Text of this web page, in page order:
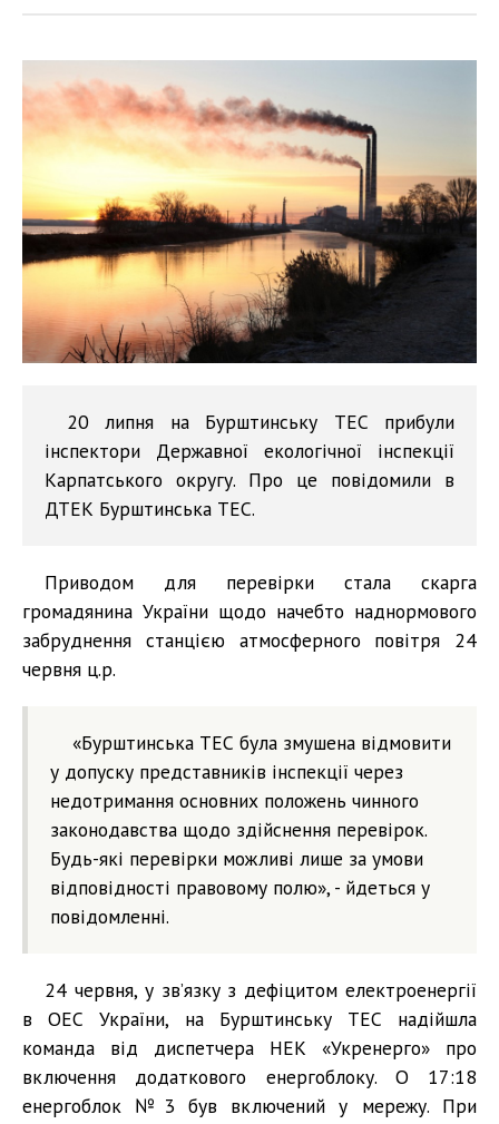
20 липня на Бурштинську ТЕС прибули
інспектори Державної екологічної інспекції
Карпатського округу. Про це повідомили в
ДТЕК Бурштинська ТЕС.
Приводом для перевірки стала скарга
громадянина України щодо начебто наднормового
забруднення станцією атмосферного повітря 24
червня ц.р.
«Бурштинська ТЕС була змушена відмовити
у допуску представників інспекції через
недотримання основних положень чинного
законодавства щодо здійснення перевірок.
Будь-які перевірки можливі лише за умови
відповідності правовому полю», - йдеться у
повідомленні.
24 червня, у зв’язку з дефіцитом електроенергії
в ОЕС України, на Бурштинську ТЕС надійшла
команда від диспетчера НЕК «Укренерго» про
включення додаткового енергоблоку. О 17:18
енергоблок №3 був включений у мережу. При